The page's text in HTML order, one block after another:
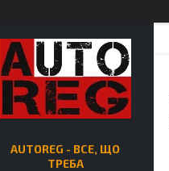
AUTOREG - ВСЕ, ЩО
ТРЕБА